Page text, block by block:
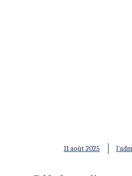
11 août 2025